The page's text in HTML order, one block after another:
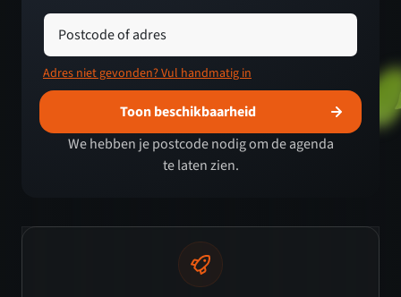
Postcode of adres
Adres niet gevonden? Vul handmatig in
Toon beschikbaarheid
We hebben je postcode nodig om de agenda
te laten zien.